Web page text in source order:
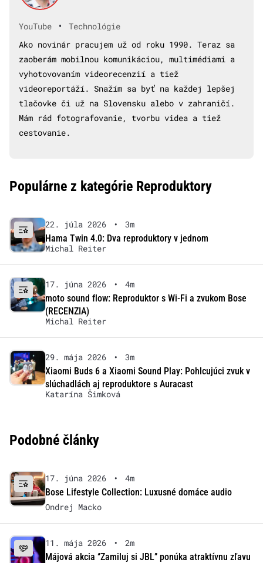
YouTube •
Technológie
Ako novinár pracujem už od roku 1990. Teraz sa
zaoberám mobilnou komunikáciou, multimédiami a
vyhotovovaním videorecenzií a tiež
videoreportáží. Snažím sa byť na každej lepšej
tlačovke či už na Slovensku alebo v zahraničí.
Mám rád fotografovanie, tvorbu videa a tiež
cestovanie.
Populárne z kategórie Reproduktory
22. júla 2026 •
3m
Hama Twin 4.0: Dva reproduktory v jednom
Michal Reiter
17. júna 2026 •
4m
moto sound flow: Reproduktor s Wi-Fi a zvukom Bose
(RECENZIA)
Michal Reiter
29. mája 2026 •
3m
Xiaomi Buds 6 a Xiaomi Sound Play: Pohlcujúci zvuk v
slúchadlách aj reproduktore s Auracast
Katarína Šimková
Podobné články
17. júna 2026 •
4m
Bose Lifestyle Collection: Luxusné domáce audio
Ondrej Macko
11. mája 2026 •
2m
Májová akcia ‘’Zamiluj si JBL’’ ponúka atraktívnu zľavu